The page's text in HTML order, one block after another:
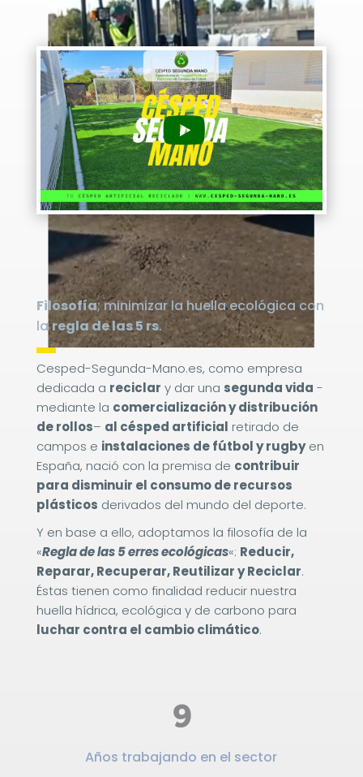
Filosofía; minimizar la huella ecológica con
laregla de las 5 rs.
▬
Cesped-Segunda-Mano.es, como empresa
dedicada a reciclar y dar una segunda vida -
mediante la comercialización y distribución
de rollos– al césped artificial retirado de
campos e instalaciones de fútbol y rugbyen
España, nació con la premisa de contribuir
para disminuir el consumo de recursos
plásticos derivados del mundo del deporte.
Y en base a ello, adoptamos la filosofía de la
«Regla de las 5 erres ecológicas«: Reducir,
Reparar, Recuperar, Reutilizar y Reciclar.
Éstas tienen como finalidad reducir nuestra
huella hídrica, ecológica y de carbono para
luchar contra el cambio climático.
9
Años trabajando en el sector